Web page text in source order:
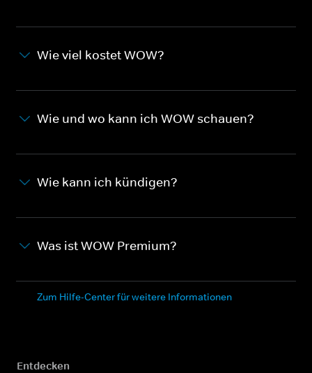
Wie viel kostet WOW?
Wie und wo kann ich WOW schauen?
Wie kann ich kündigen?
Was ist WOW Premium?
Zum Hilfe-Center für weitere Informationen
Entdecken